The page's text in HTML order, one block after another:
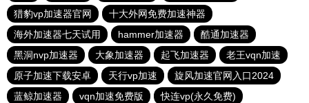
猎豹vp加速器官网
十大外网免费加速神器
海外加速器七天试用
hammer加速器
酷通加速器
黑洞nvp加速器
大象加速器 起飞加速器
老王vqn加速
原子加速下载安卓
天行vp加速
旋风加速官网入口2024
蓝鲸加速器
vqn加速免费版
快连vp(永久免费)